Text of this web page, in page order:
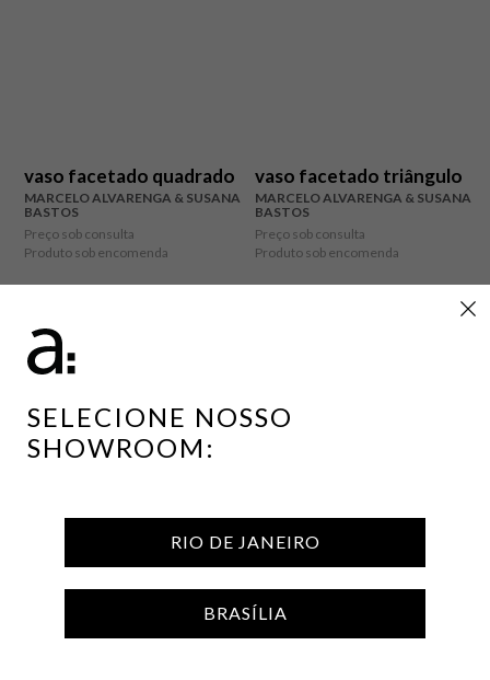
SELECIONE NOSSO
SHOWROOM:
RIO DE JANEIRO
BRASÍLIA
vaso facetado quadrado
MARCELO ALVARENGA & SUSANA
BASTOS
Preço sob consulta
Produto sob encomenda
vaso facetado triângulo
MARCELO ALVARENGA & SUSANA
BASTOS
Preço sob consulta
Produto sob encomenda
vaso gema
CAROL GAY
vaso gota
CAROL GAY
Preço sob consulta